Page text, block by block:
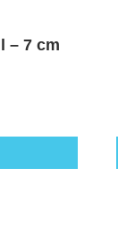
– 7 cm